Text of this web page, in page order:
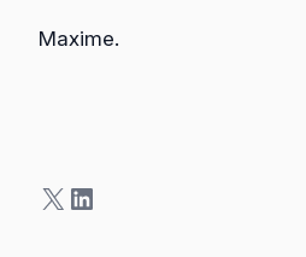
Maxime.
X LinkedIn